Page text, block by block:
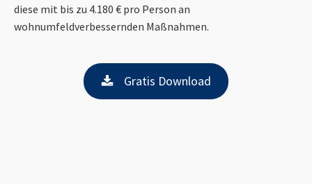
diese mit bis zu 4.180 € pro Person an
wohnumfeldverbessernden Maßnahmen.
Gratis Download